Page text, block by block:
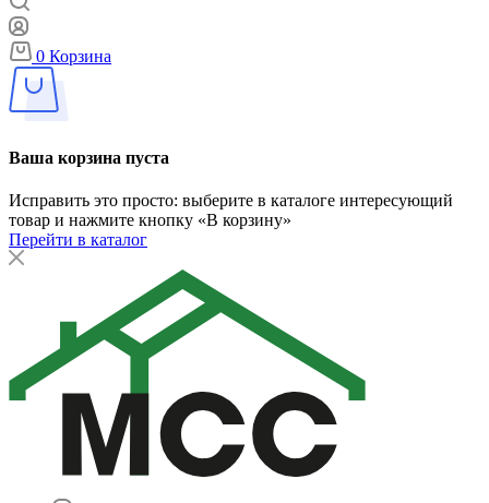
0 Корзина
Ваша корзина пуста
Исправить это просто: выберите в каталоге интересующий
товар и нажмите кнопку «В корзину»
Перейти в каталог